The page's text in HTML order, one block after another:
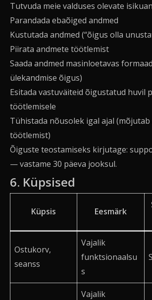
Tutvuda meie valduses olevate
Parandada ebaõiged andmed
Kustutada andmed (“õigus olla
Piirata andmete töötlemist
Saada andmed masinloetavas
ülekandmise õigus)
Esitada vastuväiteid õigustatud huvil
töötlemisele
Tühistada nõusolek igal ajal
töötlemist)
Õiguste teostamiseks kirjutage:
— vastame 30 päeva jooksul.
6. Küpsised
Küpsis Eesmärk
Ostukorv,
seanss
Vajalik
funktsionaalsu
s
Vajalik